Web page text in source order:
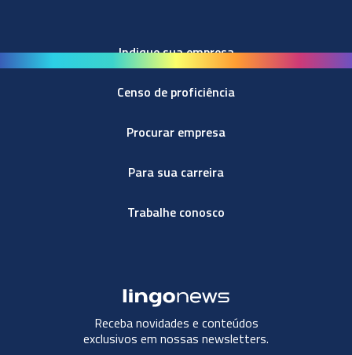
Indique sua empresa
Censo de proficiência
Procurar empresa
Para sua carreira
Trabalhe conosco
Receba novidades e conteúdos
exclusivos em nossas newsletters.